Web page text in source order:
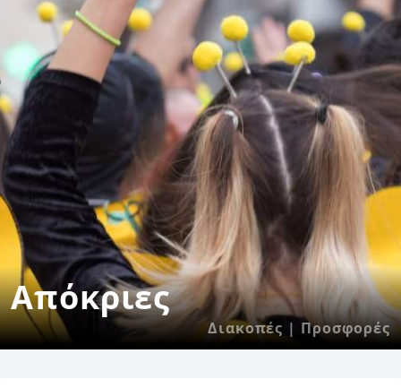
Απόκριες
Διακοπές | Προσφορές